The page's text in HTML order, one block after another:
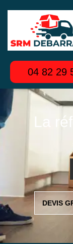
04 82 29
La
DEVIS